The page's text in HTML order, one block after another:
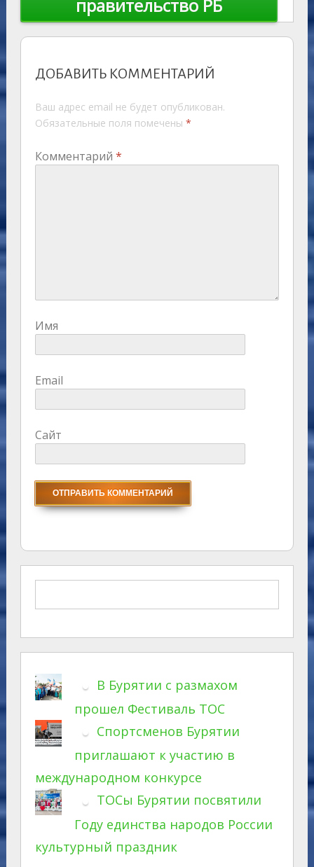
правительство РБ
ДОБАВИТЬ КОММЕНТАРИЙ
Ваш адрес email не будет опубликован.
Обязательные поля помечены *
Комментарий *
Имя
Email
Сайт
В Бурятии с размахом
прошел Фестиваль ТОС
Спортсменов Бурятии
приглашают к участию в
международном конкурсе
ТОСы Бурятии посвятили
Году единства народов России
культурный праздник